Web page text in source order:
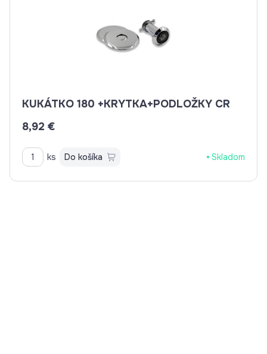
KUKÁTKO 180 +KRYTKA+PODLOŽKY CR
8,92 €
ks Do košíka Skladom